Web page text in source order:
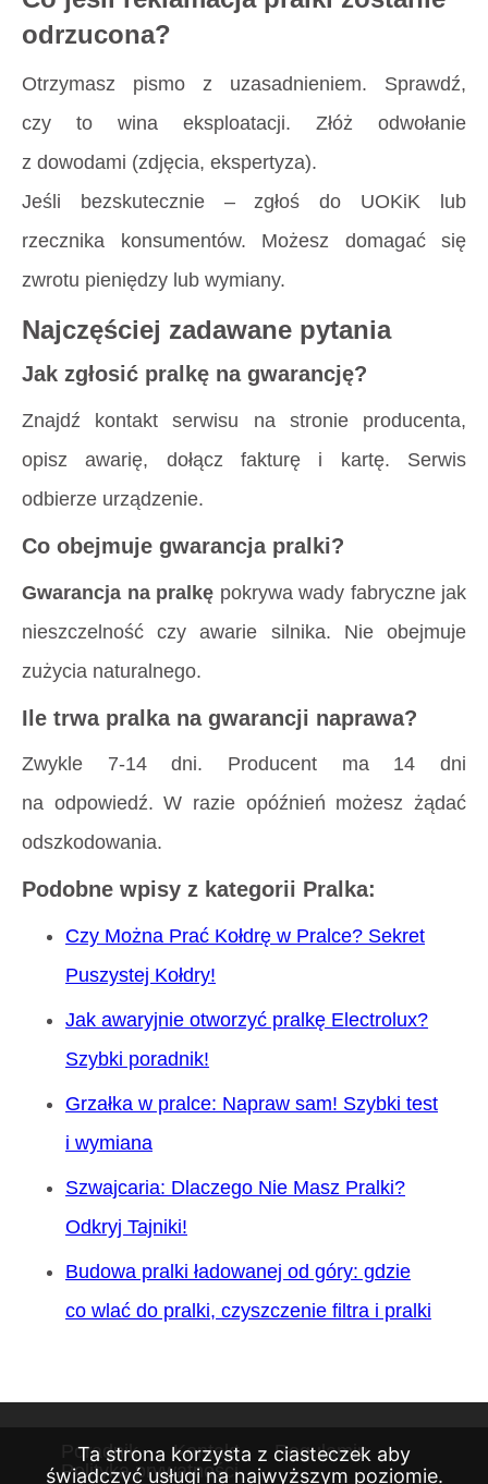
odrzucona?
Otrzymasz pismo z uzasadnieniem. Sprawdź,
czy to wina eksploatacji. Złóż odwołanie
z dowodami (zdjęcia, ekspertyza).
Jeśli bezskutecznie – zgłoś do UOKiK lub
rzecznika konsumentów. Możesz domagać się
zwrotu pieniędzy lub wymiany.
Najczęściej zadawane pytania
Jak zgłosić pralkę na gwarancję?
Znajdź kontakt serwisu na stronie producenta,
opisz awarię, dołącz fakturę i kartę. Serwis
odbierze urządzenie.
Co obejmuje gwarancja pralki?
Gwarancja na pralkę pokrywa wady fabryczne jak
nieszczelność czy awarie silnika. Nie obejmuje
zużycia naturalnego.
Ile trwa pralka na gwarancji naprawa?
Zwykle 7-14 dni. Producent ma 14 dni
na odpowiedź. W razie opóźnień możesz żądać
odszkodowania.
Podobne wpisy z kategorii Pralka:
Czy Można Prać Kołdrę w Pralce? Sekret
Puszystej Kołdry!
Jak awaryjnie otworzyć pralkę Electrolux?
Szybki poradnik!
Grzałka w pralce: Napraw sam! Szybki test
i wymiana
Szwajcaria: Dlaczego Nie Masz Pralki?
Odkryj Tajniki!
Budowa pralki ładowanej od góry: gdzie
co wlać do pralki, czyszczenie filtra i pralki
Poradnik Kontakt
Regulamin
Polityka prywatności
Ta strona korzysta z ciasteczek aby
świadczyć usługi na najwyższym poziomie.